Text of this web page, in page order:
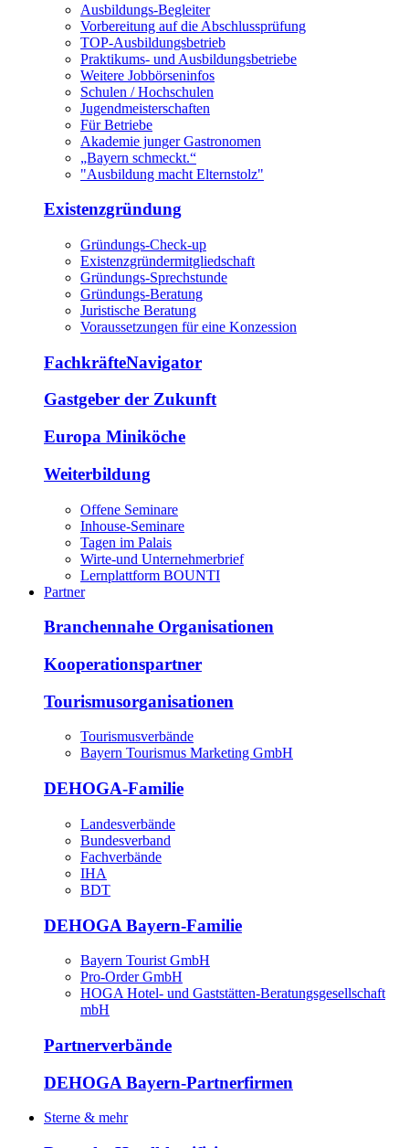
Ausbildungs-Begleiter
Vorbereitung auf die Abschlussprüfung
TOP-Ausbildungsbetrieb
Praktikums- und Ausbildungsbetriebe
Weitere Jobbörseninfos
Schulen / Hochschulen
Jugendmeisterschaften
Für Betriebe
Akademie junger Gastronomen
„Bayern schmeckt.“
"Ausbildung macht Elternstolz"
Existenzgründung
Gründungs-Check-up
Existenzgründermitgliedschaft
Gründungs-Sprechstunde
Gründungs-Beratung
Juristische Beratung
Voraussetzungen für eine Konzession
FachkräfteNavigator
Gastgeber der Zukunft
Europa Miniköche
Weiterbildung
Offene Seminare
Inhouse-Seminare
Tagen im Palais
Wirte-und Unternehmerbrief
Lernplattform BOUNTI
Partner
Branchennahe Organisationen
Kooperationspartner
Tourismusorganisationen
Tourismusverbände
Bayern Tourismus Marketing GmbH
DEHOGA-Familie
Landesverbände
Bundesverband
Fachverbände
IHA
BDT
DEHOGA Bayern-Familie
Bayern Tourist GmbH
Pro-Order GmbH
HOGA Hotel- und Gaststätten-Beratungsgesellschaft
mbH
Partnerverbände
DEHOGA Bayern-Partnerfirmen
Sterne & mehr